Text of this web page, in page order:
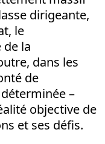
dirigeante,
le
la
dans les
de
–
objective de
et ses défis.